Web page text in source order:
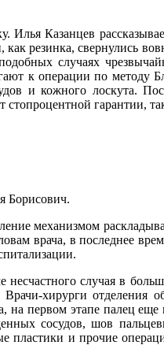
Илья Казанцев
резинка, свернулись
случаях
к операции по методу
и кожного лоскута.
гарантии,
Борисович.
механизмом
врача, в последнее
случая в
хирурги отделения
на первом этапе палец еще
сосудов, шов
пластики и прочие